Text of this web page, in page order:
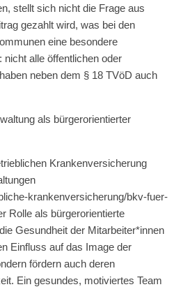
stellt sich nicht die Frage aus
gezahlt wird, was bei den
eine besondere
nicht alle öffentlichen oder
neben dem § 18 TVöD auch
als bürgerorientierter
Krankenversicherung
krankenversicherung/bkv-fuer-
Rolle als bürgerorientierte
Gesundheit der Mitarbeiter*innen
Einfluss auf das Image der
fördern auch deren
Ein gesundes, motiviertes Team